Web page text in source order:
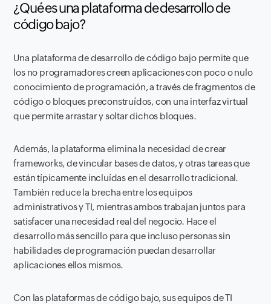
¿Qué es una plataforma de desarrollo de
código bajo?
Una plataforma de desarrollo de código bajo permite que
los no programadores creen aplicaciones con poco o nulo
conocimiento de programación, a través de fragmentos de
código o bloques preconstruídos, con una interfaz virtual
que permite arrastar y soltar dichos bloques.
Además, la plataforma elimina la necesidad de crear
frameworks, de vincular bases de datos, y otras tareas que
están típicamente incluídas en el desarrollo tradicional.
También reduce la brecha entre los equipos
administrativos y TI, mientras ambos trabajan juntos para
satisfacer una necesidad real del negocio. Hace el
desarrollo más sencillo para que incluso personas sin
habilidades de programación puedan desarrollar
aplicaciones ellos mismos.
Con las plataformas de código bajo, sus equipos de TI